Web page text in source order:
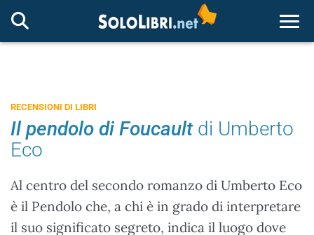
RECENSIONI DI LIBRI
Il pendolo di Foucaultdi Umberto
Eco
Al centro del secondo romanzo di Umberto Eco
è il Pendolo che, a chi è in grado di interpretare
il suo significato segreto, indica il luogo dove